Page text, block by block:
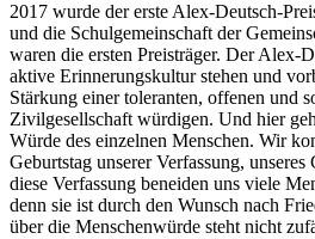
2017 wurde der erste Alex-Deutsch-
und die Schulgemeinschaft der
waren die ersten Preisträger. Der Alex-
aktive Erinnerungskultur stehen und
Stärkung einer toleranten, offenen und
Zivilgesellschaft würdigen. Und hier
Würde des einzelnen Menschen. Wir
Geburtstag unserer Verfassung,
diese Verfassung beneiden uns viele
denn sie ist durch den Wunsch nach
über die Menschenwürde steht nicht